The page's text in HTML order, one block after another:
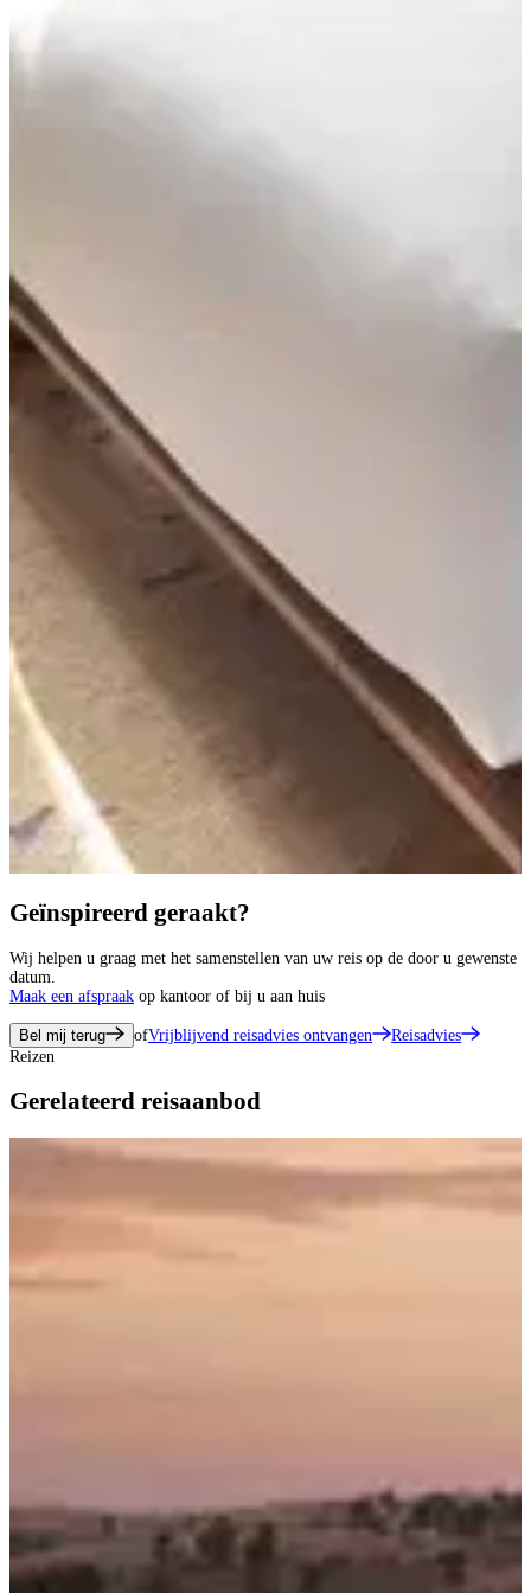
Geïnspireerd geraakt?
Wij helpen u graag met het samenstellen van uw reis op de door u gewenste
datum.
Maak een afspraak op kantoor of bij u aan huis
Bel mij terug ofVrijblijvend reisadvies ontvangen
Reisadvies
Reizen
Gerelateerd reisaanbod